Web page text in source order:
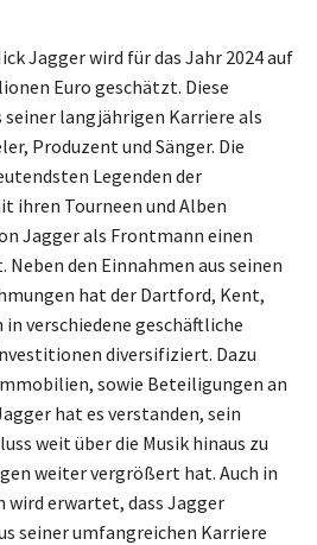
Jagger wird für das Jahr 2024 auf
Euro geschätzt. Diese
seiner langjährigen Karriere als
Produzent und Sänger. Die
Legenden der
ihren Tourneen und Alben
Jagger als Frontmann einen
den Einnahmen aus seinen
hat der Dartford, Kent,
verschiedene geschäftliche
diversifiziert. Dazu
sowie Beteiligungen an
hat es verstanden, sein
weit über die Musik hinaus zu
weiter vergrößert hat. Auch in
wird erwartet, dass Jagger
seiner umfangreichen Karriere